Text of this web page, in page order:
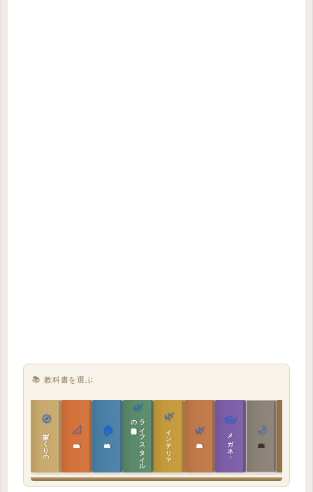
📚 教科書を選ぶ
🧭
家づくりの教科書 📐
実施設計の教科書
🏠
性能設計の教科書
🌿
ラ
イ
フ
ス
タ
イ
ル
の
教科書 🌿
インテリア設計 🌿
敷地設計の教科書
👓
メガネ｜転職 🌙
建築思想の教科書